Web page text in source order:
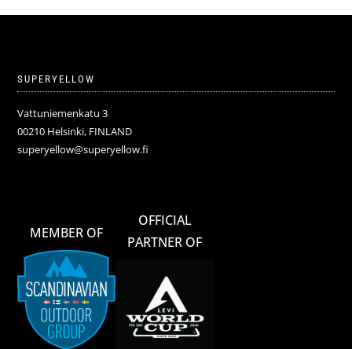
SUPERYELLOW
Vattuniemenkatu 3
00210 Helsinki, FINLAND
superyellow@superyellow.fi
MEMBER OF
OFFICIAL
PARTNER OF